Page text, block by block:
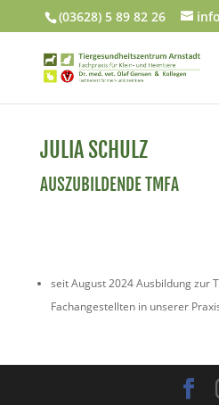
(03628) 5 89 82 26
JULIA SCHULZ
AUSZUBILDENDE TMFA
seit August 2024 Ausbildung zur
Fachangestellten in unserer